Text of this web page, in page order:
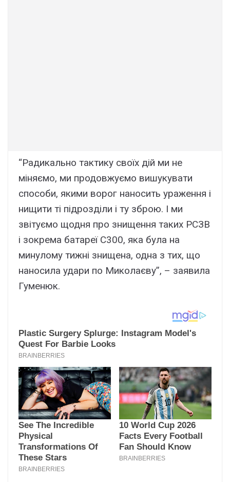
“Радикально тактику своїх дій ми не
міняємо, ми продовжуємо вишукувати
способи, якими ворог наносить ураження і
нищити ті підрозділи і ту зброю. І ми
звітуємо щодня про знищення таких РСЗВ
і зокрема батареї С300, яка була на
минулому тижні знищена, одна з тих, що
наносила удари по Миколаєву”, – заявила
Гуменюк.